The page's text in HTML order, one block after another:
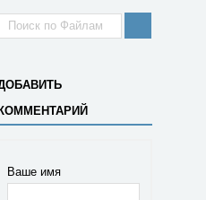
Ваше имя